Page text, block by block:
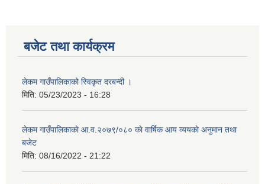
बजेट तथा कार्यक्रम
लेकम गाउँपालिकाको स्विकृत दरबन्दी ।
मिति: 05/23/2023 - 16:28
लेकम गाउँपालिकाकाे आ.व.२०७९/०८० काे वार्षिक आय व्ययकाे अनुमान तथा
बजेट
मिति: 08/16/2022 - 21:22